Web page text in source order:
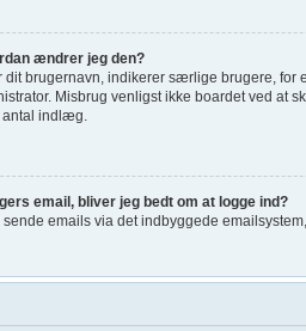
ændrer jeg den?
dit brugernavn, indikerer særlige brugere,
Misbrug venligst ikke boardet ved at
indlæg.
email, bliver jeg bedt om at logge ind?
emails via det indbyggede